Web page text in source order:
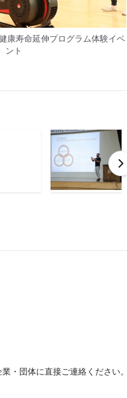
康寿命延伸プログラム体験イベ
ント
・団体に直接ご連絡ください。